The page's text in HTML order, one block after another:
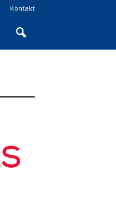
Kontakt